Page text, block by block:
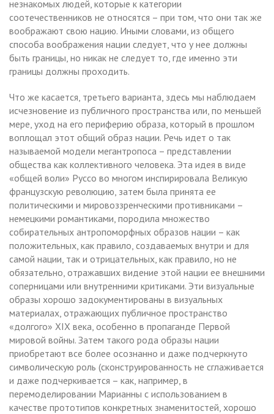
незнакомых людей, которые к категории
соотечественников не относятся – при том, что они так же
воображают свою нацию. Иными словами, из общего
способа воображения нации следует, что у нее должны
быть границы, но никак не следует то, где именно эти
границы должны проходить.
Что же касается, третьего варианта, здесь мы наблюдаем
исчезновение из публичного пространства или, по меньшей
мере, уход на его периферию образа, который в прошлом
воплощал этот общий образ нации. Речь идет о так
называемой модели мегантропоса – представлении
общества как коллективного человека. Эта идея в виде
«общей воли» Руссо во многом инспирировала Великую
французскую революцию, затем была принята ее
политическими и мировоззренческими противниками –
немецкими романтиками, породила множество
собирательных антропоморфных образов нации – как
положительных, как правило, создаваемых внутри и для
самой нации, так и отрицательных, как правило, но не
обязательно, отражавших видение этой нации ее внешними
соперницами или внутренними критиками. Эти визуальные
образы хорошо задокументированы в визуальных
материалах, отражающих публичное пространство
«долгого» XIX века, особенно в пропаганде Первой
мировой войны. Затем такого рода образы нации
приобретают все более осознанно и даже подчеркнуто
символическую роль (сконструированность не сглаживается
и даже подчеркивается – как, например, в
перемоделировании Марианны с использованием в
качестве прототипов конкретных знаменитостей, хорошо